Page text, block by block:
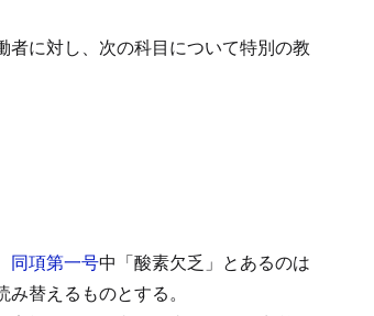
に対し、次の科目について特別の教
同項第一号中「酸素欠乏」とあるのは
替えるものとする。